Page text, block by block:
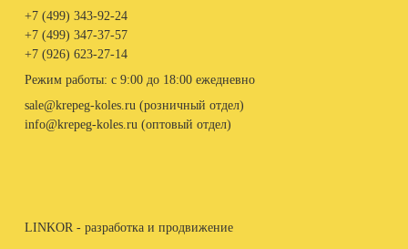
+7 (499) 343-92-24
+7 (499) 347-37-57
+7 (926) 623-27-14
Режим работы: с 9:00 до 18:00 ежедневно
sale@krepeg-koles.ru (розничный отдел)
info@krepeg-koles.ru (оптовый отдел)
LINKOR - разработка и продвижение